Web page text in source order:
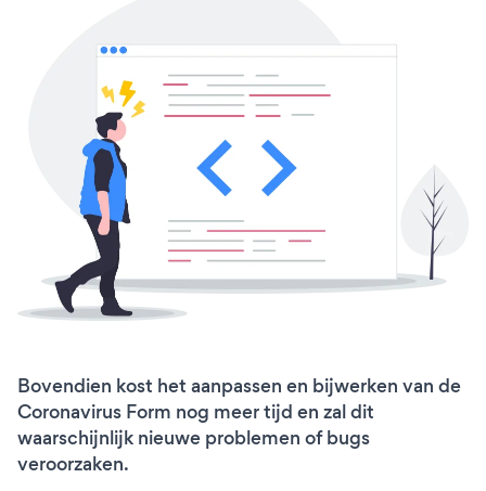
Bovendien kost het aanpassen en bijwerken van de
Coronavirus Form nog meer tijd en zal dit
waarschijnlijk nieuwe problemen of bugs
veroorzaken.